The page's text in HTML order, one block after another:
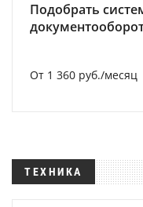
Подобрать
От 1 360 руб./месяц
ТЕХНИКА